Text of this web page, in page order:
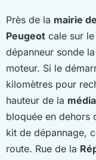
Près de la mairie
Peugeot cale sur
dépanneur sonde
moteur. Si le
kilomètres pour
hauteur de la
bloquée en dehors
kit de dépannage,
route. Rue de la